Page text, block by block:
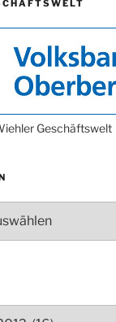
der
Bielsteiner
am
an der
im Ev.
Geschäftswelt